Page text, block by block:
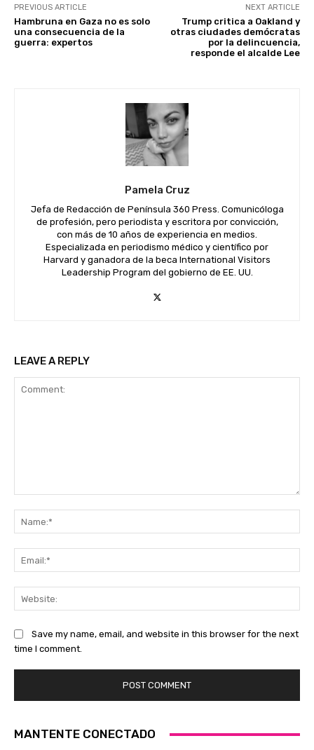
PREVIOUS ARTICLE
Hambruna en Gaza no es solo
una consecuencia de la
guerra: expertos
NEXT ARTICLE
Trump critica a Oakland y
otras ciudades demócratas
por la delincuencia,
responde el alcalde Lee
Pamela Cruz
Jefa de Redacción de Península 360 Press. Comunicóloga
de profesión, pero periodista y escritora por convicción,
con más de 10 años de experiencia en medios.
Especializada en periodismo médico y científico por
Harvard y ganadora de la beca International Visitors
Leadership Program del gobierno de EE. UU.
LEAVE A REPLY
Save my name, email, and website in this browser for the next
time I comment.
MANTENTE CONECTADO